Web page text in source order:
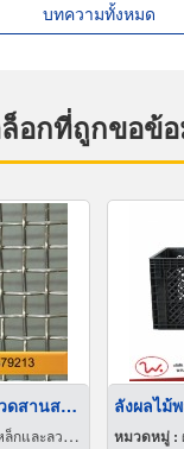
บทความทั้งหมด
อกที่ถูกขอข้
ขายส่ง ตะแกรงลวดสานสแตนเลส
ละลวดตาข่าย หมวดหมู่ :